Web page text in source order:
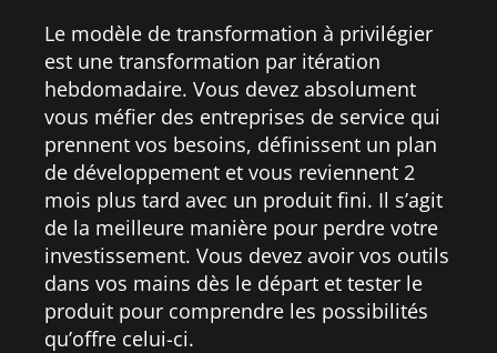
Le modèle de transformation à privilégier
est une transformation par itération
hebdomadaire. Vous devez absolument
vous méfier des entreprises de service qui
prennent vos besoins, définissent un plan
de développement et vous reviennent 2
mois plus tard avec un produit fini. Il s’agit
de la meilleure manière pour perdre votre
investissement. Vous devez avoir vos outils
dans vos mains dès le départ et tester le
produit pour comprendre les possibilités
qu’offre celui-ci.